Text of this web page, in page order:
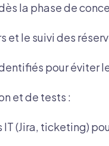
la phase de
et le suivi des
pour éviter
et de tests :
(Jira, ticketing)